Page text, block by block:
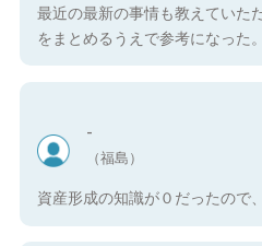
最近の最新の事情も教えていた
をまとめるうえで参考になった。
-
（福島）
資産形成の知識が０だったので